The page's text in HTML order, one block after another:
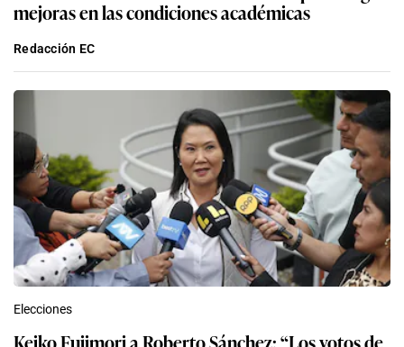
mejoras en las condiciones académicas
Redacción EC
Elecciones